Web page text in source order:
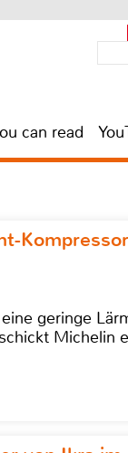
can read
geringe
Michelin